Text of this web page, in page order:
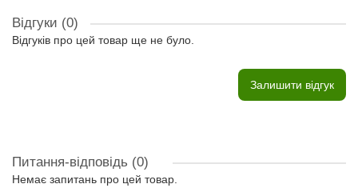
Відгуки (0)
Відгуків про цей товар ще не було.
Залишити відгук
Питання-відповідь (0)
Немає запитань про цей товар.